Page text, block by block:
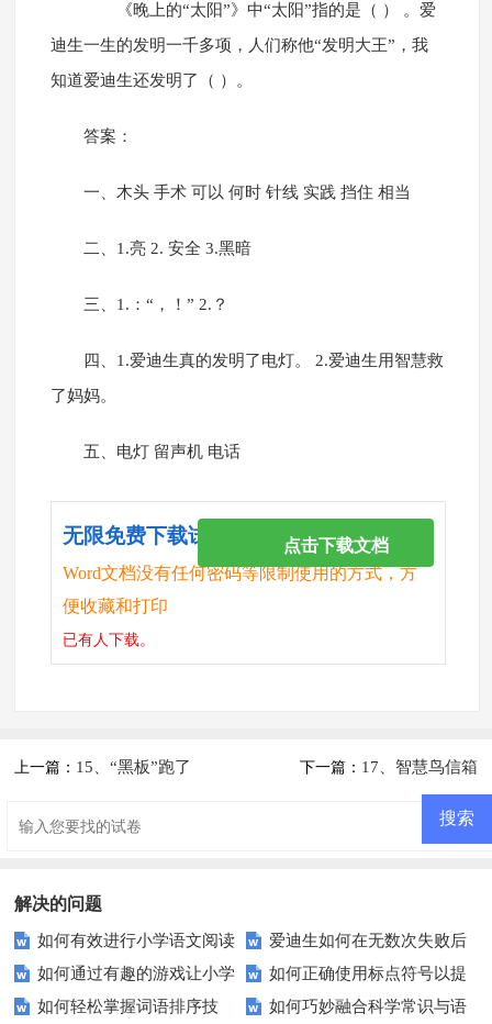
《晚上的“太阳”》中“太阳”指的是（ ） 。爱
迪生一生的发明一千多项，人们称他“发明大王”，我
知道爱迪生还发明了（ ）。
答案：
一、木头 手术 可以 何时 针线 实践 挡住 相当
二、1.亮 2. 安全 3.黑暗
三、1.：“，！” 2.？
四、1.爱迪生真的发明了电灯。 2.爱迪生用智慧救
了妈妈。
五、电灯 留声机 电话
无限免费下载试卷
Word文档没有任何密码等限制使用的方式，方
便收藏和打印
已有人下载。
点击下载文档
上一篇： 15、“黑板”跑了 下一篇： 17、智慧鸟信箱
解决的问题
如何有效进行小学语文阅读
理解与写作技巧训练？
爱迪生如何在无数次失败后
点亮世界？
如何通过有趣的游戏让小学
生成为反义词高手？
如何正确使用标点符号以提
升文章清晰度？
如何轻松掌握词语排序技
如何巧妙融合科学常识与语